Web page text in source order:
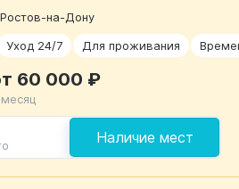
на-Дону
Уход 24/7 Для проживания
Наличие мест
60 000 ₽